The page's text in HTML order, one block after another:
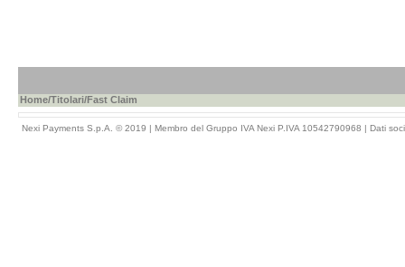
Home/Titolari/Fast Claim
Nexi Payments S.p.A. © 2019 | Membro del Gruppo IVA Nexi P.IVA 10542790968 | Dati